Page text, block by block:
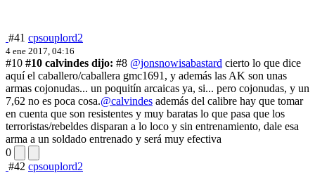
#41 cpsouplord2
4 ene 2017, 04:16
#10 #10 calvindes dijo: #8 @jonsnowisabastard cierto lo que dice
aquí el caballero/caballera gmc1691, y además las AK son unas
armas cojonudas... un poquitín arcaicas ya, si... pero cojonudas, y un
7,62 no es poca cosa.@calvindes además del calibre hay que tomar
en cuenta que son resistentes y muy baratas lo que pasa que los
terroristas/rebeldes disparan a lo loco y sin entrenamiento, dale esa
arma a un soldado entrenado y será muy efectiva
0
#42 cpsouplord2